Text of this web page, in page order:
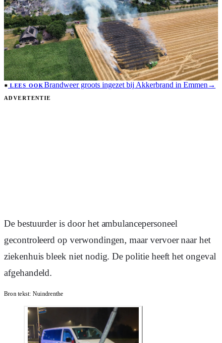
LEES OOK Brandweer groots ingezet bij Akkerbrand in Emmen →
ADVERTENTIE
De bestuurder is door het ambulancepersoneel
gecontroleerd op verwondingen, maar vervoer naar het
ziekenhuis bleek niet nodig. De politie heeft het ongeval
afgehandeld.
Bron tekst: Nuindrenthe